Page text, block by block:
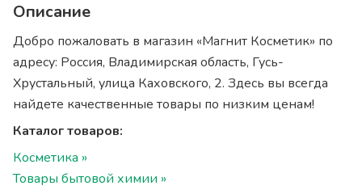
Описание
Добро пожаловать в магазин «Магнит Косметик» по
адресу: Россия, Владимирская область, Гусь-
Хрустальный, улица Каховского, 2. Здесь вы всегда
найдете качественные товары по низким ценам!
Каталог товаров:
Косметика »
Товары бытовой химии »